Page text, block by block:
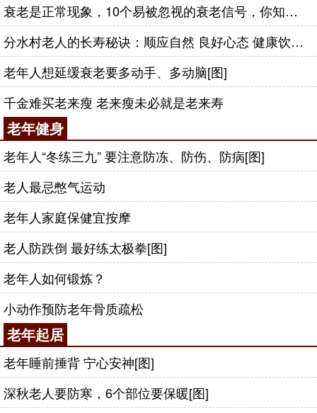
衰老是正常现象，10个易被忽视的衰老信号，你知道吗？[图]
分水村老人的长寿秘诀：顺应自然 良好心态 健康饮食[图]
老年人想延缓衰老要多动手、多动脑[图]
千金难买老来瘦 老来瘦未必就是老来寿
老年健身
老年人“冬练三九” 要注意防冻、防伤、防病[图]
老人最忌憋气运动
老年人家庭保健宜按摩
老人防跌倒 最好练太极拳[图]
老年人如何锻炼？
小动作预防老年骨质疏松
老年起居
老年睡前捶背 宁心安神[图]
深秋老人要防寒，6个部位要保暖[图]